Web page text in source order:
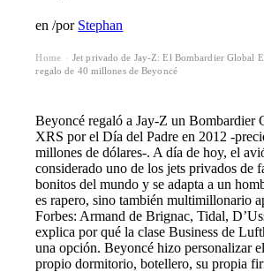
en/por Stephan
Home
Jet privado de Jay-Z: El Bombardier Global
regalo de 40 millones de Beyoncé
Beyoncé regaló a Jay-Z un Bombardier
XRS por el Día del Padre en 2012 -
millones de dólares-. A día de hoy, el
considerado uno de los jets privados de
bonitos del mundo y se adapta a un
es rapero, sino también multimillonario
Forbes: Armand de Brignac, Tidal,
explica por qué la clase Business de
una opción. Beyoncé hizo personalizar
propio dormitorio, botellero, su propia